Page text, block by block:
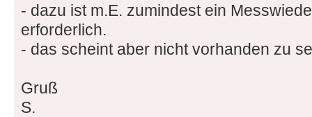
- dazu ist m.E. zumindest ein
erforderlich.
- das scheint aber nicht vorhanden zu
Gruß
S.